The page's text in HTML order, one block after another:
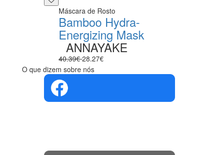
Máscara de Rosto
Bamboo Hydra-
Energizing Mask
ANNAYAKE
40.39€28.27€
O que dizem sobre nós